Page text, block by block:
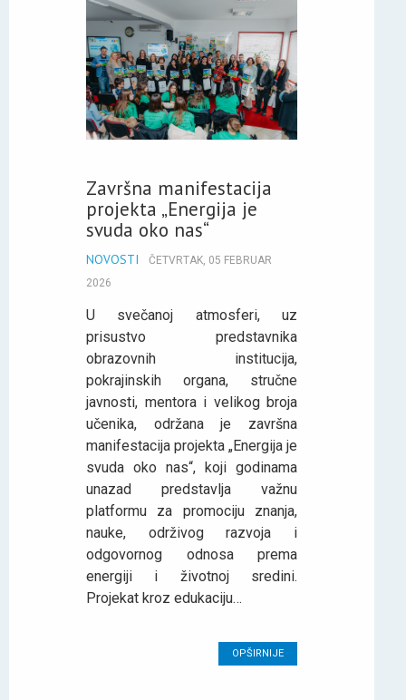
Završna manifestacija
projekta „Energija je
svuda oko nas“
NOVOSTI
ČETVRTAK, 05 FEBRUAR
2026
U svečanoj atmosferi, uz
prisustvo predstavnika
obrazovnih institucija,
pokrajinskih organa, stručne
javnosti, mentora i velikog broja
učenika, održana je završna
manifestacija projekta „Energija je
svuda oko nas“, koji godinama
unazad predstavlja važnu
platformu za promociju znanja,
nauke, održivog razvoja i
odgovornog odnosa prema
energiji i životnoj sredini.
Projekat kroz edukaciju…
OPŠIRNIJE